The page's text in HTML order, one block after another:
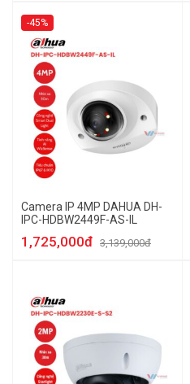
-45%
Camera IP 4MP DAHUA DH-
IPC-HDBW2449F-AS-IL
1,725,000đ 3,139,000đ